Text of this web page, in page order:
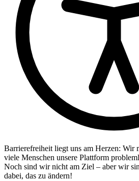
Barrierefreiheit liegt uns am Herzen: Wir
viele Menschen unsere Plattform
Noch sind wir nicht am Ziel – aber wir
dabei, das zu ändern!